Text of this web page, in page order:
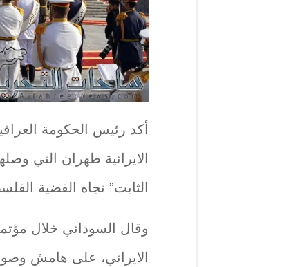
أكد رئيس الحكومة
الايرانية طهران التي
الثابت” تجاه القضية
وقال السوداني خلال
الايراني، على هامش